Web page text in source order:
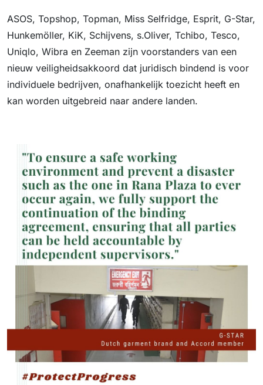
ASOS, Topshop, Topman, Miss Selfridge, Esprit, G-Star,
Hunkemöller, KiK, Schijvens, s.Oliver, Tchibo, Tesco,
Uniqlo, Wibra en Zeeman zijn voorstanders van een
nieuw veiligheidsakkoord dat juridisch bindend is voor
individuele bedrijven, onafhankelijk toezicht heeft en
kan worden uitgebreid naar andere landen.